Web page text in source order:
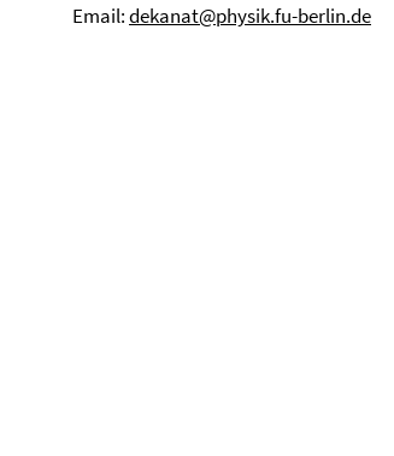
Email:dekanat@physik.fu-berlin.de